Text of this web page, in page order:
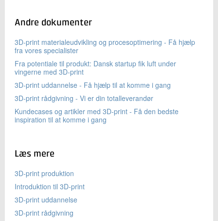
Andre dokumenter
3D-print materialeudvikling og procesoptimering - Få hjælp
fra vores specialister
Fra potentiale til produkt: Dansk startup fik luft under
vingerne med 3D-print
3D-print uddannelse - Få hjælp til at komme i gang
3D-print rådgivning - Vi er din totalleverandør
Kundecases og artikler med 3D-print - Få den bedste
inspiration til at komme i gang
Læs mere
3D-print produktion
Introduktion til 3D-print
3D-print uddannelse
3D-print rådgivning